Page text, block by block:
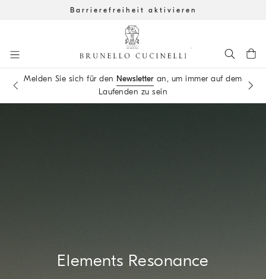
Barrierefreiheit aktivieren
Terminin einer unserer Boutiquen
Melden Sie sich für den Newsletter an, um immer auf dem
Laufenden zu sein
Elements Resonance